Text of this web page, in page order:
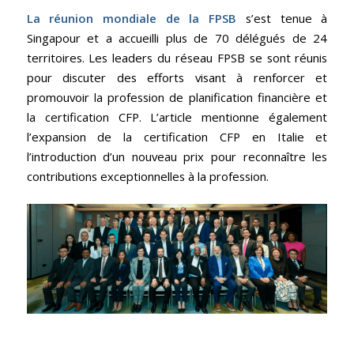
La réunion mondiale de la FPSB s’est tenue à
Singapour et a accueilli plus de 70 délégués de 24
territoires. Les leaders du réseau FPSB se sont réunis
pour discuter des efforts visant à renforcer et
promouvoir la profession de planification financière et
la certification CFP. L’article mentionne également
l’expansion de la certification CFP en Italie et
l’introduction d’un nouveau prix pour reconnaître les
contributions exceptionnelles à la profession.